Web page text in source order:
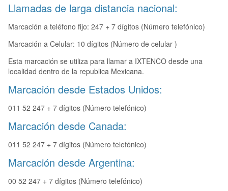
Llamadas de larga distancia nacional:
Marcación a teléfono fijo: 247 + 7 dígitos (Número telefónico)
Marcación a Celular: 10 dígitos (Número de celular )
Esta marcación se utiliza para llamar a IXTENCO desde una
localidad dentro de la republica Mexicana.
Marcación desde Estados Unidos:
011 52 247 + 7 dígitos (Número telefónico)
Marcación desde Canada:
011 52 247 + 7 dígitos (Número telefónico)
Marcación desde Argentina:
00 52 247 + 7 dígitos (Número telefónico)